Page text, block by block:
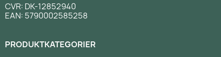
CVR: DK-12852940
EAN: 5790002585258
PRODUKTKATEGORIER